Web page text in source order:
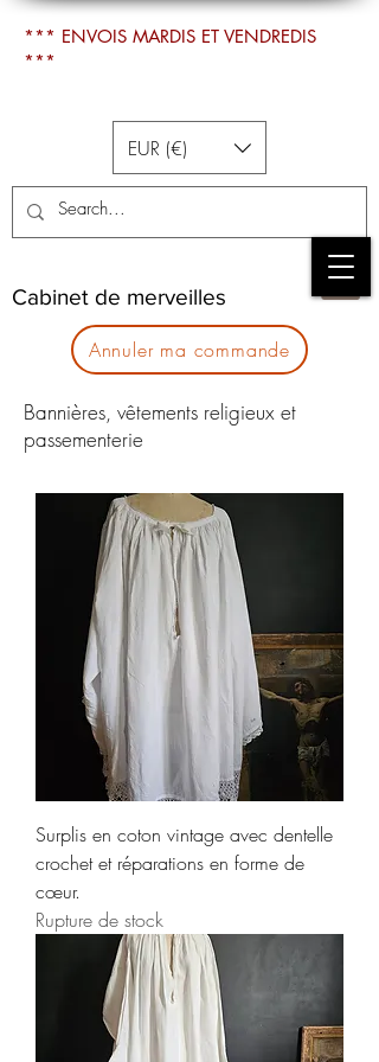
Cabinet de merveilles
*** ENVOIS MARDIS ET VENDREDIS
***
EUR (€)
Annuler ma commande
Bannières, vêtements religieux et
passementerie
Surplis en coton vintage avec dentelle
crochet et réparations en forme de
cœur.
Rupture de stock